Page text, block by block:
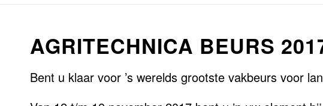
AGRITECHNICA BEURS
Bent u klaar voor ’s werelds grootste vakbeurs voor